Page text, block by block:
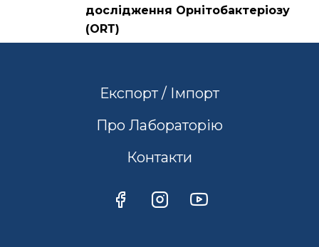
дослідження Орнітобактеріозу
(ОRТ)
Експорт / Імпорт
Про Лабораторію
Контакти